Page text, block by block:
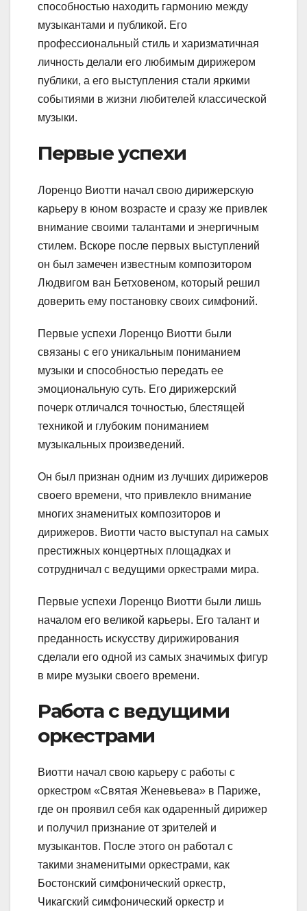
способностью находить гармонию между
музыкантами и публикой. Его
профессиональный стиль и харизматичная
личность делали его любимым дирижером
публики, а его выступления стали яркими
событиями в жизни любителей классической
музыки.
Первые успехи
Лоренцо Виотти начал свою дирижерскую
карьеру в юном возрасте и сразу же привлек
внимание своими талантами и энергичным
стилем. Вскоре после первых выступлений
он был замечен известным композитором
Людвигом ван Бетховеном, который решил
доверить ему постановку своих симфоний.
Первые успехи Лоренцо Виотти были
связаны с его уникальным пониманием
музыки и способностью передать ее
эмоциональную суть. Его дирижерский
почерк отличался точностью, блестящей
техникой и глубоким пониманием
музыкальных произведений.
Он был признан одним из лучших дирижеров
своего времени, что привлекло внимание
многих знаменитых композиторов и
дирижеров. Виотти часто выступал на самых
престижных концертных площадках и
сотрудничал с ведущими оркестрами мира.
Первые успехи Лоренцо Виотти были лишь
началом его великой карьеры. Его талант и
преданность искусству дирижирования
сделали его одной из самых значимых фигур
в мире музыки своего времени.
Работа с ведущими
оркестрами
Виотти начал свою карьеру с работы с
оркестром «Святая Женевьева» в Париже,
где он проявил себя как одаренный дирижер
и получил признание от зрителей и
музыкантов. После этого он работал с
такими знаменитыми оркестрами, как
Бостонский симфонический оркестр,
Чикагский симфонический оркестр и